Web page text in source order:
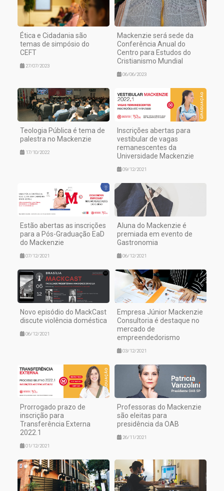
Ética e Cidadania são
temas de simpósio do
CEFT
27/07/2023
Mackenzie será sede da
Conferência Anual do
Centro para Estudos do
Cristianismo Mundial
06/06/2023
Teologia Pública é tema de
palestra no Mackenzie
17/10/2022
Inscrições abertas para
vestibular de vagas
remanescentes da
Universidade Mackenzie
09/12/2021
Estão abertas as inscrições
para a Pós-Graduação EaD
do Mackenzie
07/12/2021
Aluna do Mackenzie é
premiada em evento de
Gastronomia
06/12/2021
Novo episódio do MackCast
discute violência doméstica
06/12/2021
Empresa Júnior Mackenzie
Consultoria é destaque no
mercado de
empreendedorismo
03/12/2021
Prorrogado prazo de
inscrição para
Transferência Externa
2022.1
01/12/2021
Professoras do Mackenzie
são eleitas para
presidência da OAB
26/11/2021